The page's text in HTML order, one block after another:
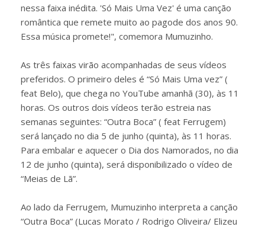
nessa faixa inédita. 'Só Mais Uma Vez' é uma canção
romântica que remete muito ao pagode dos anos 90.
Essa música promete!", comemora Mumuzinho.
As três faixas virão acompanhadas de seus vídeos
preferidos. O primeiro deles é “Só Mais Uma vez” (
feat Belo), que chega no YouTube amanhã (30), às 11
horas. Os outros dois vídeos terão estreia nas
semanas seguintes: “Outra Boca” ( feat Ferrugem)
será lançado no dia 5 de junho (quinta), às 11 horas.
Para embalar e aquecer o Dia dos Namorados, no dia
12 de junho (quinta), será disponibilizado o vídeo de
“Meias de Lã”.
Ao lado da Ferrugem, Mumuzinho interpreta a canção
“Outra Boca” (Lucas Morato / Rodrigo Oliveira/ Elizeu